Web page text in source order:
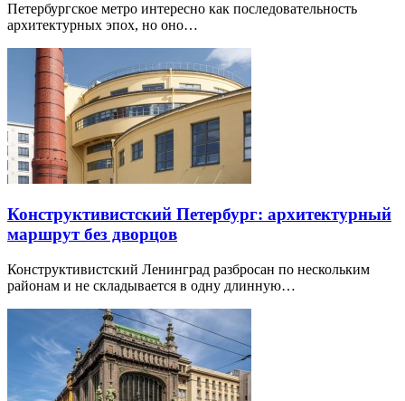
Петербургское метро интересно как последовательность
архитектурных эпох, но оно…
Конструктивистский Петербург: архитектурный
маршрут без дворцов
Конструктивистский Ленинград разбросан по нескольким
районам и не складывается в одну длинную…